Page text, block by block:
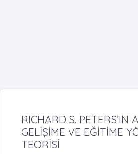
RICHARD S. PETERS’IN
GELİŞİME VE EĞİTİME
TEORİSİ